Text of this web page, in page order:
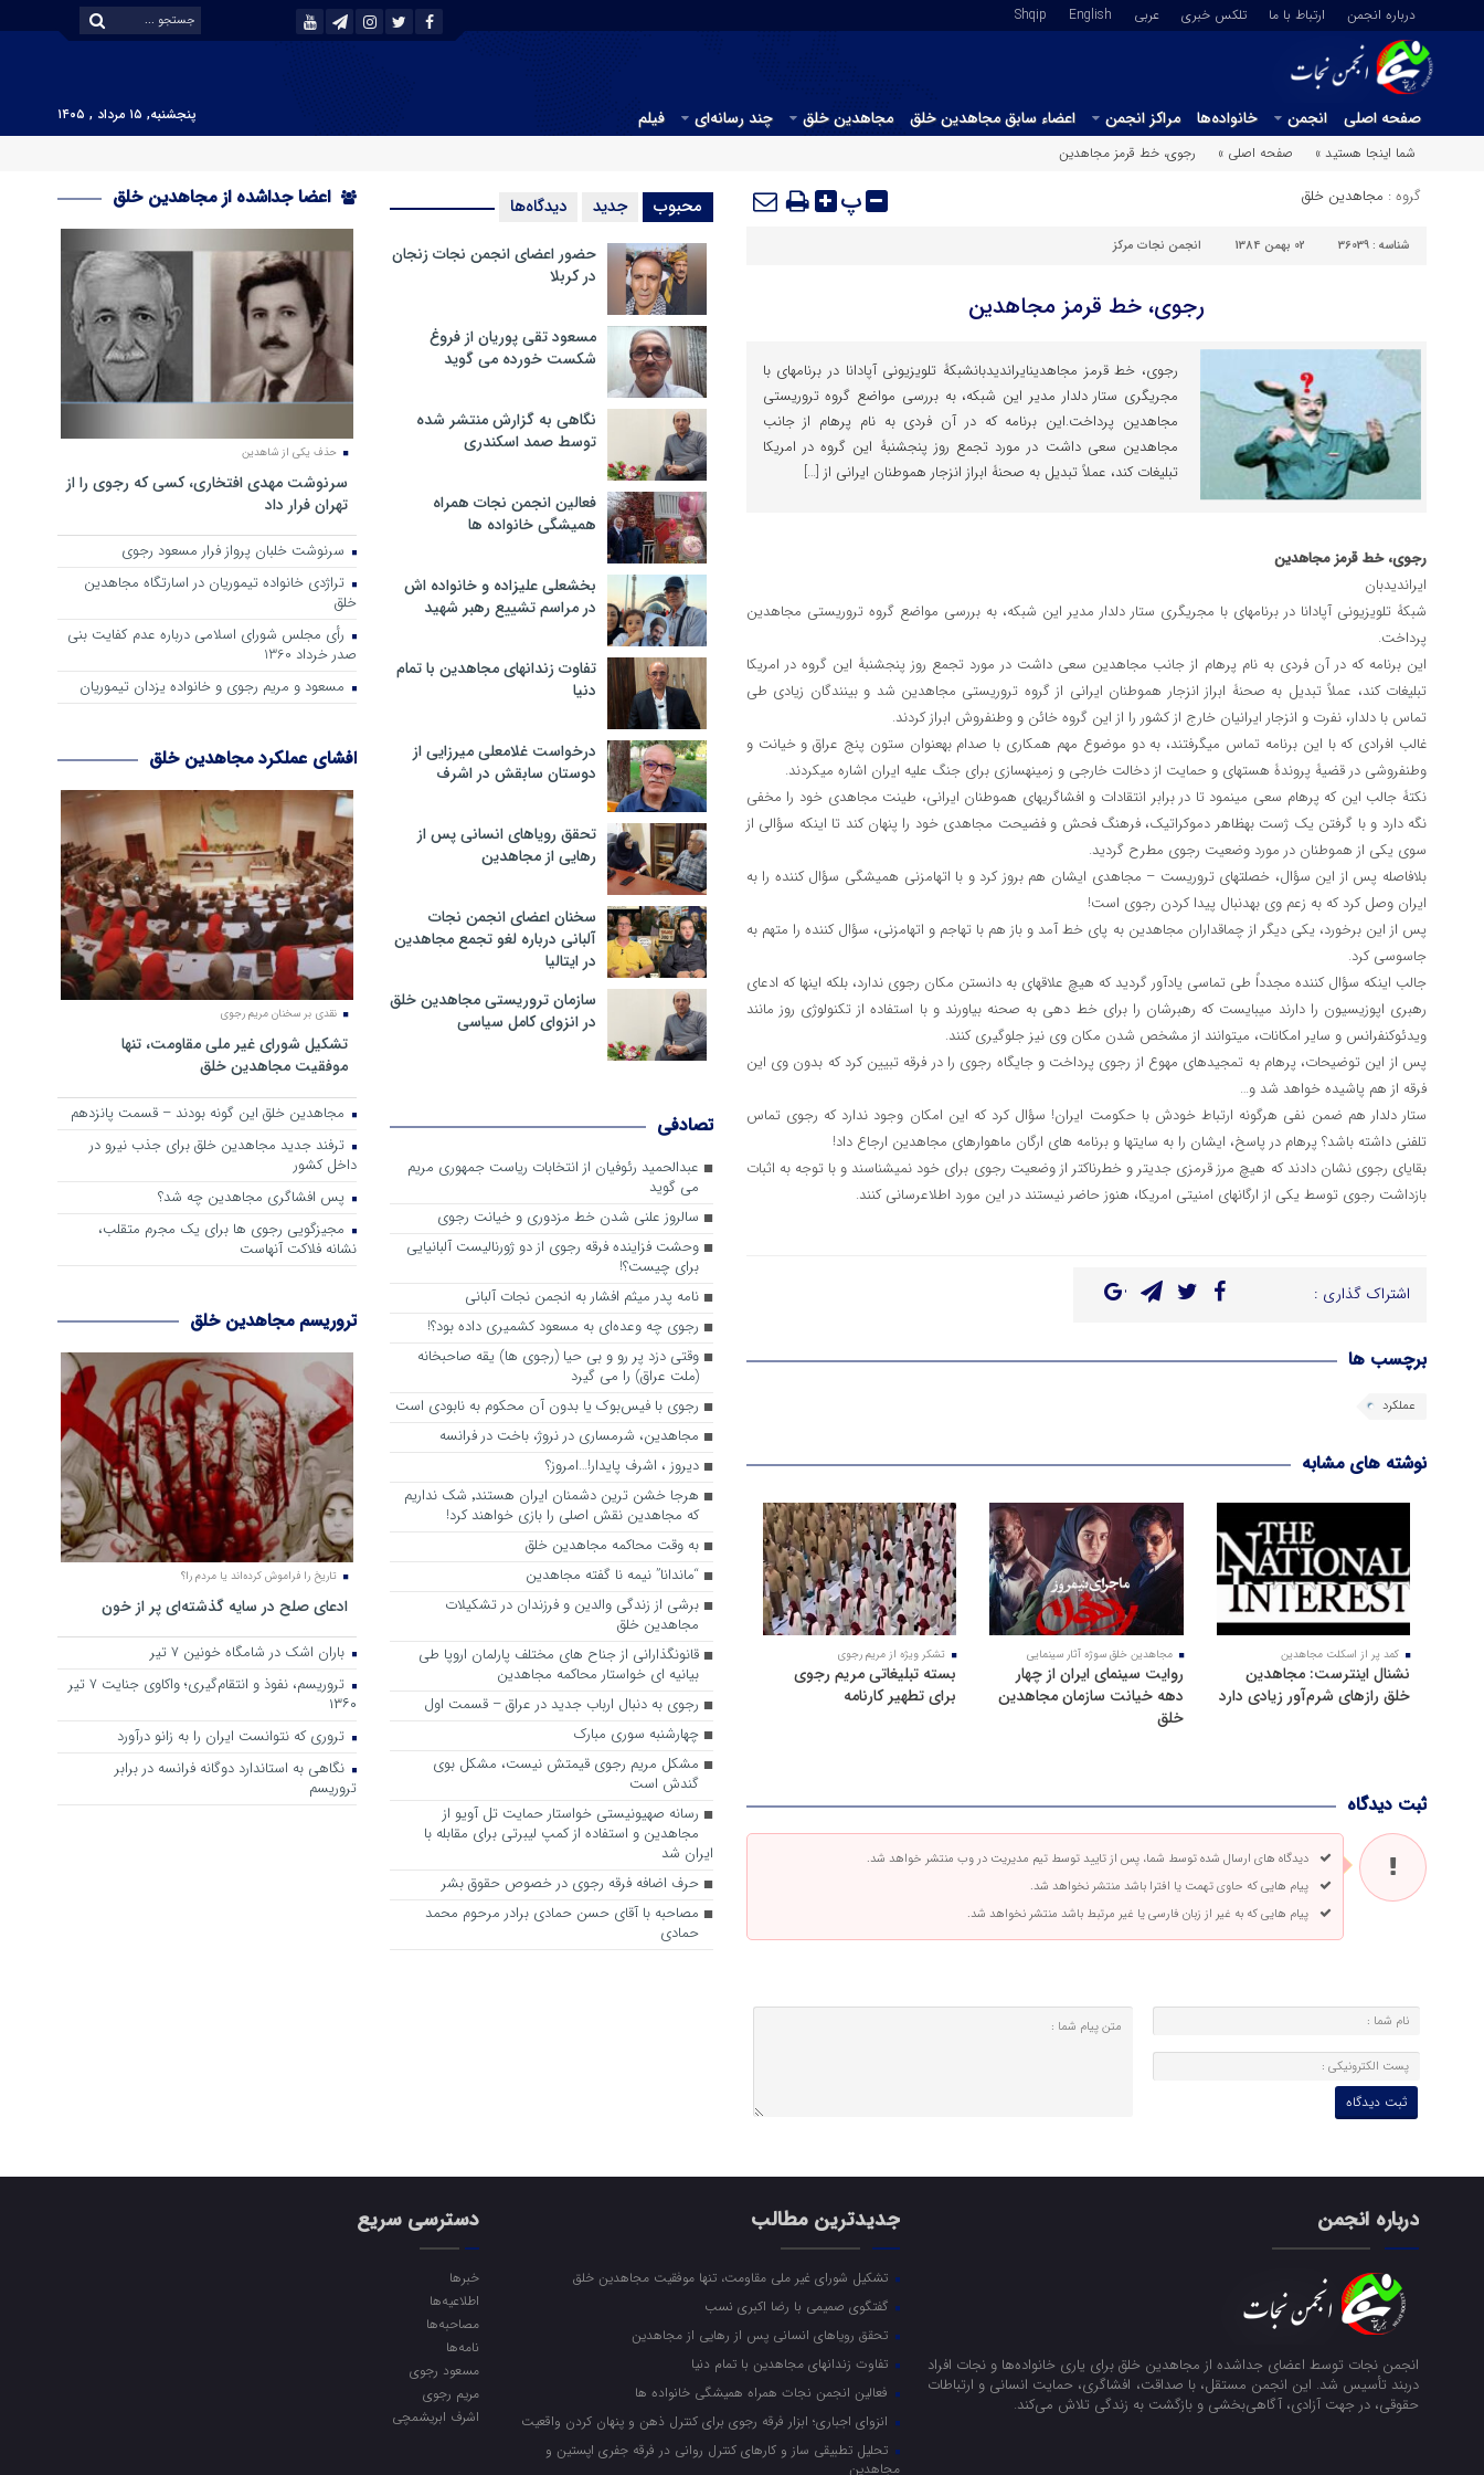
درباره انجمن ارتباط با ما تلکس خبری عربي English
Shqip
صفحه اصلی انجمن خانواده‌ها مراکز انجمن اعضاء سابق مجاهدین خلق مجاهدین خلق چند رسانه‌ای فیلم
پنجشنبه, ۱۵ مرداد , ۱۴۰۵
شما اینجا هستید »
صفحه اصلی » رجوی، خط قرمز مجاهدین
گروه : مجاهدین خلق پ
شناسه : 36039 02 بهمن 1384 انجمن نجات مرکز
رجوی، خط قرمز مجاهدین
رجوی، خط قرمز مجاهدینایران‎دیدبانشبکۀ تلویزیونی آپادانا در برنامه‎ای با
مجری‎گری ستار دلدار مدیر این شبکه، به بررسی مواضع گروه تروریستی
مجاهدین پرداخت.این برنامه که در آن فردی به نام پرهام از جانب
مجاهدین سعی داشت در مورد تجمع روز پنج‎شنبۀ این گروه در امریکا
تبلیغات کند، عملاً تبدیل به صحنۀ ابراز انزجار هم‎وطنان ایرانی از […]
رجوی، خط قرمز مجاهدین
ایران‎دیدبان
شبکۀ تلویزیونی آپادانا در برنامه‎ای با مجری‎گری ستار دلدار مدیر این شبکه، به بررسی مواضع گروه تروریستی مجاهدین
پرداخت.
این برنامه که در آن فردی به نام پرهام از جانب مجاهدین سعی داشت در مورد تجمع روز پنج‎شنبۀ این گروه در امریکا
تبلیغات کند، عملاً تبدیل به صحنۀ ابراز انزجار هم‎وطنان ایرانی از گروه تروریستی مجاهدین شد و بینندگان زیادی طی
تماس با دلدار، نفرت و انزجار ایرانیان خارج از کشور را از این گروه خائن و وطن‎فروش ابراز کردند.
غالب افرادی که با این برنامه تماس می‎گرفتند، به دو موضوع مهم همکاری با صدام به‎عنوان ستون پنج عراق و خیانت و
وطن‎فروشی در قضیۀ پروندۀ هسته‎ای و حمایت از دخالت خارجی و زمینه‎سازی برای جنگ علیه ایران اشاره می‎کردند.
نکتۀ جالب این که پرهام سعی می‎نمود تا در برابر انتقادات و افشاگری‎های هموطنان ایرانی، طینت مجاهدی خود را مخفی
نگه دارد و با گرفتن یک ژست به‎ظاهر دموکراتیک، فرهنگ فحش و فضیحت مجاهدی خود را پنهان کند تا این‎که سؤالی از
سوی یکی از هم‎وطنان در مورد وضعیت رجوی مطرح گردید.
بلافاصله پس از این سؤال، خصلت‎های تروریست – مجاهدی ایشان هم بروز کرد و با اتهام‎زنی همیشگی سؤال کننده را به
ایران وصل کرد که به زعم وی به‎دنبال پیدا کردن رجوی است!
پس از این برخورد، یکی دیگر از چماق‎داران مجاهدین به پای خط آمد و باز هم با تهاجم و اتهام‎زنی، سؤال کننده را متهم به
جاسوسی کرد.
جالب این‎که سؤال کننده مجدداً طی تماسی یادآور گردید که هیچ علاقه‎ای به دانستن مکان رجوی ندارد، بلکه اینها که ادعای
رهبری اپوزیسیون را دارند می‎بایست که رهبرشان را برای خط دهی به صحنه بیاورند و با استفاده از تکنولوژی روز مانند
ویدئوکنفرانس و سایر امکانات، می‎توانند از مشخص شدن مکان وی نیز جلوگیری کنند.
پس از این توضیحات، پرهام به تمجیدهای مهوع از رجوی پرداخت و جایگاه رجوی را در فرقه تبیین کرد که بدون وی این
فرقه از هم پاشیده خواهد شد و…
ستار دلدار هم ضمن نفی هرگونه ارتباط خودش با حکومت ایران! سؤال کرد که این امکان وجود ندارد که رجوی تماس
تلفنی داشته باشد؟ پرهام در پاسخ، ایشان را به سایت‎ها و برنامه ‎های ارگان ماهواره‎ای مجاهدین ارجاع داد!
بقایای رجوی نشان دادند که هیچ مرز قرمزی جدی‎تر و خطرناک‎تر از وضعیت رجوی برای خود نمی‎شناسند و با توجه به اثبات
بازداشت رجوی توسط یکی از ارگان‎های امنیتی امریکا، هنوز حاضر نیستند در این مورد اطلاع‎رسانی کنند.
اشتراک گذاری :
برچسب ها
عملکرد
نوشته های مشابه
کمد پر از اسکلت مجاهدین
نشنال اینترست: مجاهدین
خلق رازهای شرم‌آور زیادی دارد
مجاهدین خلق سوژه آثار سینمایی
روایت سینمای ایران از چهار
دهه خیانت سازمان مجاهدین
خلق
تشکر ویژه از مریم رجوی
بسته تبلیغاتی مریم رجوی
برای تطهیر کارنامه
ثبت دیدگاه
دیدگاه های ارسال شده توسط شما، پس از تایید توسط تیم مدیریت در وب منتشر خواهد شد.
پیام هایی که حاوی تهمت یا افترا باشد منتشر نخواهد شد.
پیام هایی که به غیر از زبان فارسی یا غیر مرتبط باشد منتشر نخواهد شد.
محبوب جدید دیدگاه‌ها
حضور اعضای انجمن نجات زنجان
در کربلا
مسعود تقی پوریان از فروغ
شکست خورده می گوید
نگاهی به گزارش منتشر شده
توسط صمد اسکندری
فعالین انجمن نجات همراه
همیشگی خانواده ها
بخشعلی علیزاده و خانواده اش
در مراسم تشییع رهبر شهید
تفاوت زندانهای مجاهدین با تمام
دنیا
درخواست غلامعلی میرزایی از
دوستان سابقش در اشرف
تحقق رویاهای انسانی پس از
رهایی از مجاهدین
سخنان اعضای انجمن نجات
آلبانی درباره لغو تجمع مجاهدین
در ایتالیا
سازمان تروریستی مجاهدین خلق
در انزوای کامل سیاسی
تصادفی
عبدالحمید رئوفیان از انتخابات ریاست جمهوری مریم
می گوید
سالروز علنی شدن خط مزدوری و خیانت رجوی
وحشت فزاینده فرقه رجوی از دو ژورنالیست آلبانیایی
برای چیست؟!
نامه پدر میثم افشار به انجمن نجات آلبانی
رجوی چه وعده‌ای به مسعود کشمیری داده بود؟!
وقتی دزد پر رو و بی حیا (رجوی ها) یقه صاحبخانه
(ملت عراق) را می گیرد
رجوی با فیس‌بوک یا بدون آن محکوم به نابودی است
مجاهدین، شرم‎ساری در نروژ، باخت در فرانسه
ديروز ، اشرف پايدار!…امروز؟
هرجا خشن ترین دشمنان ایران هستند٬ شک نداریم
که مجاهدین نقش اصلی را بازی خواهند کرد!
به وقت محاکمه مجاهدین خلق
“ماندانا” نیمه نا گفته مجاهدین
برشی از زندگی والدین و فرزندان در تشکیلات
مجاهدین خلق
قانونگذارانی از جناح های مختلف پارلمان اروپا طی
بیانیه ای خواستار محاکمه مجاهدین
رجوی به دنبال ارباب جدید در عراق – قسمت اول
چهارشنبه سوری مبارک
مشکل مریم رجوی قیمتش نیست، مشکل بوی
گندش است
رسانه صهیونیستی خواستار حمایت تل آویو از
مجاهدین و استفاده از کمپ لیبرتی برای مقابله با
ایران شد
حرف اضافه فرقه رجوی در خصوص حقوق بشر
مصاحبه با آقای حسن حمادی برادر مرحوم محمد
حمادی
اعضا جداشده از مجاهدین خلق
حذف یکی از شاهدین
سرنوشت مهدی افتخاری، کسی که رجوی را از
تهران فرار داد
سرنوشت خلبان پرواز فرار مسعود رجوی
تراژدی خانواده تیموریان در اسارتگاه مجاهدین
خلق
رأی مجلس شورای اسلامی درباره عدم كفایت بنی
صدر خرداد 1360
مسعود و مریم رجوی و خانواده یزدان تیموریان
افشای عملکرد مجاهدین خلق
نقدی بر سخنان مریم رجوی
تشکیل شورای غیر ملی مقاومت، تنها
موفقیت مجاهدین خلق
مجاهدین خلق این گونه بودند – قسمت پانزدهم
ترفند جدید مجاهدین خلق برای جذب نیرو در
داخل کشور
پس افشاگری مجاهدین چه شد؟
مجیزگویی رجوی ها برای یک مجرم متقلب،
نشانه فلاکت آنهاست
تروریسم مجاهدین خلق
تاریخ را فراموش کرده‌اند یا مردم را؟
ادعای صلح در سایه گذشته‌ای پر از خون
باران اشک در شامگاه خونین 7 تیر
تروریسم، نفوذ و انتقام‌گیری؛ واکاوی جنایت ۷ تیر
۱۳۶۰
تروری که نتوانست ایران را به زانو درآورد
نگاهی به استاندارد دوگانه فرانسه در برابر
تروریسم
درباره انجمن
انجمن نجات توسط اعضای جداشده از مجاهدین خلق برای یاری خانواده‌ها و نجات افراد
دربند تأسیس شد. این انجمن مستقل، با صداقت، افشاگری، حمایت انسانی و ارتباطات
حقوقی، در جهت آزادی، آگاهی‌بخشی و بازگشت به زندگی تلاش می‌کند.
جدیدترین مطالب
تشکیل شورای غیر ملی مقاومت، تنها موفقیت مجاهدین خلق
گفتگوی صمیمی با رضا اکبری نسب
تحقق رویاهای انسانی پس از رهایی از مجاهدین
تفاوت زندانهای مجاهدین با تمام دنیا
فعالین انجمن نجات همراه همیشگی خانواده ها
انزوای اجباری؛ ابزار فرقه رجوی برای کنترل ذهن و پنهان کردن واقعیت
تحلیل تطبیقی ساز و کارهای کنترل روانی در فرقه جفری اپستین و
مجاهدین
دسترسی سریع
خبرها
اطلاعیه‌ها
مصاحبه‌ها
نامه‌ها
مسعود رجوی
مریم رجوی
اشرف ابریشمچی